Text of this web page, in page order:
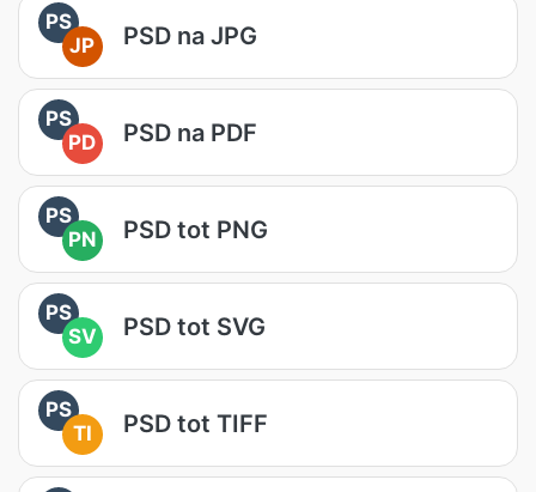
PS
JP
PSD na JPG
PS
PD
PSD na PDF
PS
PN
PSD tot PNG
PS
SV
PSD tot SVG
PS
TI
PSD tot TIFF